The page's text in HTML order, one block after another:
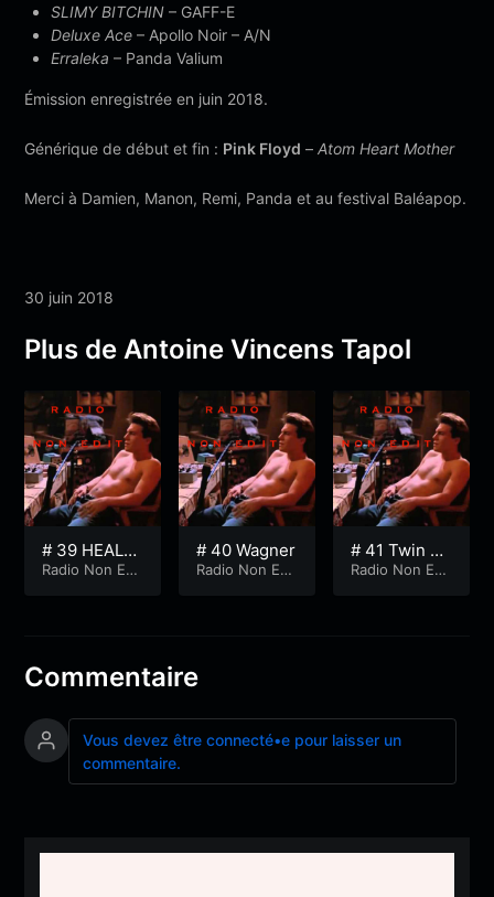
SLIMY BITCHIN – GAFF-E
Deluxe Ace – Apollo Noir – A/N
Erraleka – Panda Valium
Émission enregistrée en juin 2018.
Générique de début et fin : Pink Floyd –Atom Heart Mother
Merci à Damien, Manon, Remi, Panda et au festival Baléapop.
30 juin 2018
Plus de Antoine Vincens Tapol
# 39 HEALE
R
Radio Non Edi
# 40 Wagner
Radio Non Edi
# 41 Twin Pe
aks !
Radio Non Edi
Commentaire
Vous devez être connecté•e pour laisser un
commentaire.